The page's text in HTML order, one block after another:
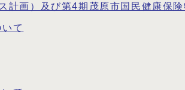
計画）及び第4期茂原市国民健康保
て